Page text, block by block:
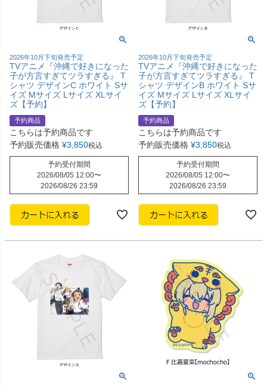
2026年10月下旬発売予定
TVアニメ『沖縄で好きになった
子が方言すぎてツラすぎる』 T
シャツ デザインC ホワイト Sサ
イズ Mサイズ Lサイズ XLサイ
ズ【予約】
予約商品
こちらは予約商品です
予約販売価格 ¥3,850税込
予約受付期間
2026/08/05 12:00〜
2026/08/26 23:59
2026年10月下旬発売予定
TVアニメ『沖縄で好きになった
子が方言すぎてツラすぎる』 T
シャツ デザインB ホワイト Sサ
イズ Mサイズ Lサイズ XLサイ
ズ【予約】
予約商品
こちらは予約商品です
予約販売価格 ¥3,850税込
予約受付期間
2026/08/05 12:00〜
2026/08/26 23:59